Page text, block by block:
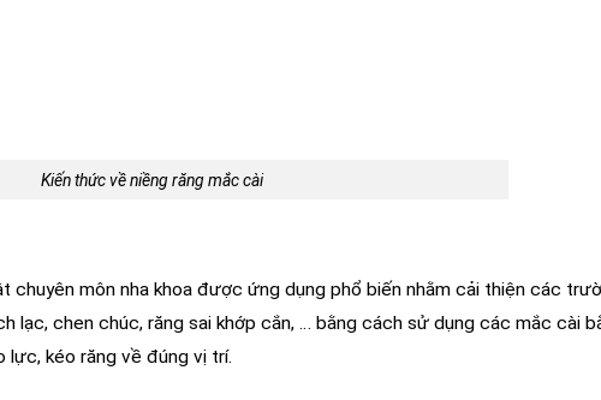
Kiến thức về niềng răng mắc cài
chuyên môn nha khoa được ứng dụng phổ biến nhằm cải thiện các
lạc, chen chúc, răng sai khớp cắn, … bằng cách sử dụng các mắc cài
lực, kéo răng về đúng vị trí.